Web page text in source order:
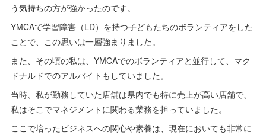
う気持ちの方が強かったのです。
YMCAで学習障害（LD）を持つ子どもたちのボランティアをした
ことで、この思いは一層強まりました。
また、その頃の私は、YMCAでのボランティアと並行して、マク
ドナルドでのアルバイトもしていました。
当時、私が勤務していた店舗は県内でも特に売上が高い店舗で、
私はそこでマネジメントに関わる業務を担っていました。
ここで培ったビジネスへの関心や素養は、現在においても非常に